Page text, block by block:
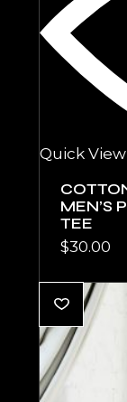
Quick View
MEN’S
TEE
$30.00